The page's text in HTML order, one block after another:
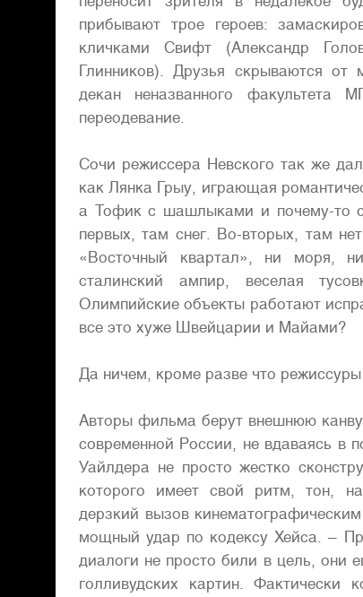
прибывают трое героев:
кличками Свифт (Александр
Глинников). Друзья скрываются от
декан неназванного
переодевание.
Сочи режиссера Невского так же
как Лянка Грыу, играющая
а Тофик с шашлыками и почему-то
первых, там снег. Во-вторых, там
«Восточный квартал», ни моря,
сталинский ампир, веселая
Олимпийские объекты работают
все это хуже Швейцарии и Майами?
Да ничем, кроме разве что
Авторы фильма берут внешнюю
современной России, не вдаваясь в
Уайлдера не просто жестко
которого имеет свой ритм, тон,
дерзкий вызов
мощный удар по кодексу Хейса. –
диалоги не просто били в цель, они
голливудских картин. Фактически